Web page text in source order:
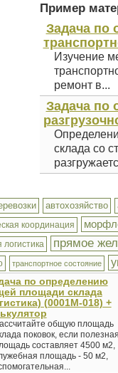
Пример
Задача по
Изучение
ремонт в...
Задача по
склада со
автохозяйство
координация
прямое
транспортное состояние
по определению
площади склада
(0001М-018) +
общую площадь
поковок, если
составляет 4500 м2,
площадь - 50 м2,